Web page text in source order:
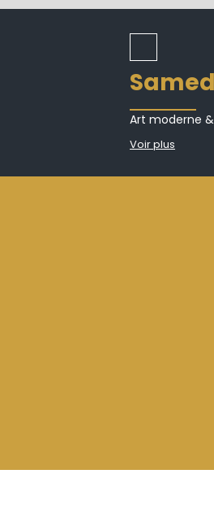
Art moderne
Voir plus